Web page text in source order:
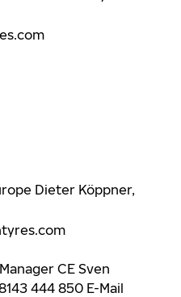
Dieter Köppner,
CE Sven
444 850 E-Mail